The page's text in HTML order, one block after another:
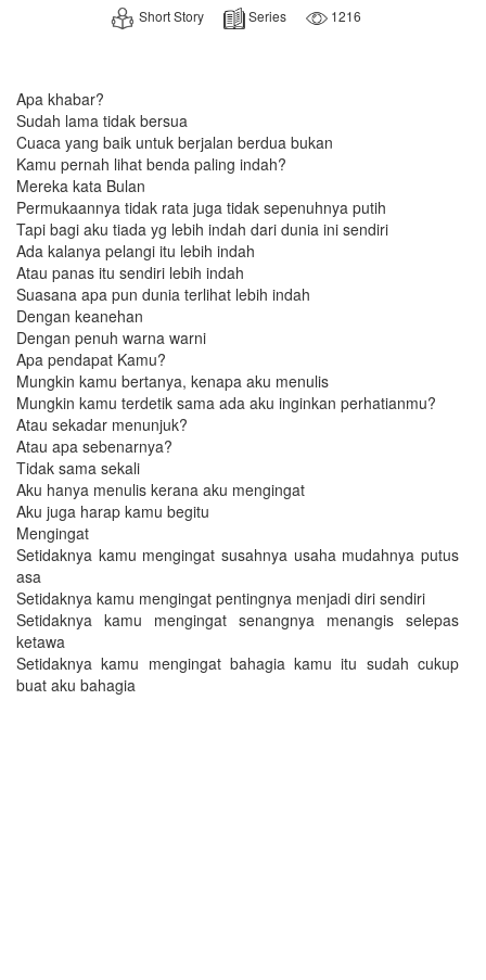
Short Story Series 1216
Apa khabar?
Sudah lama tidak bersua
Cuaca yang baik untuk berjalan berdua bukan
Kamu pernah lihat benda paling indah?
Mereka kata Bulan
Permukaannya tidak rata juga tidak sepenuhnya putih
Tapi bagi aku tiada yg lebih indah dari dunia ini sendiri
Ada kalanya pelangi itu lebih indah
Atau panas itu sendiri lebih indah
Suasana apa pun dunia terlihat lebih indah
Dengan keanehan
Dengan penuh warna warni
Apa pendapat Kamu?
Mungkin kamu bertanya, kenapa aku menulis
Mungkin kamu terdetik sama ada aku inginkan perhatianmu?
Atau sekadar menunjuk?
Atau apa sebenarnya?
Tidak sama sekali
Aku hanya menulis kerana aku mengingat
Aku juga harap kamu begitu
Mengingat
Setidaknya kamu mengingat susahnya usaha mudahnya putus
asa
Setidaknya kamu mengingat pentingnya menjadi diri sendiri
Setidaknya kamu mengingat senangnya menangis selepas
ketawa
Setidaknya kamu mengingat bahagia kamu itu sudah cukup
buat aku bahagia